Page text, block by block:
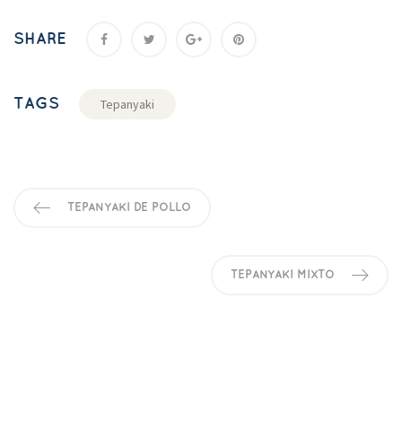
SHARE
TAGS Tepanyaki
TEPANYAKI DE POLLO
TEPANYAKI MIXTO